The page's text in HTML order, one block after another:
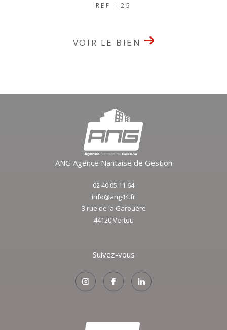
REF : 25
VOIR LE BIEN
ANG Agence Nantaise de Gestion
02 40 05 11 64
info@ang44.fr
3 rue de la Garouère
44120 vertou
Suivez-vous